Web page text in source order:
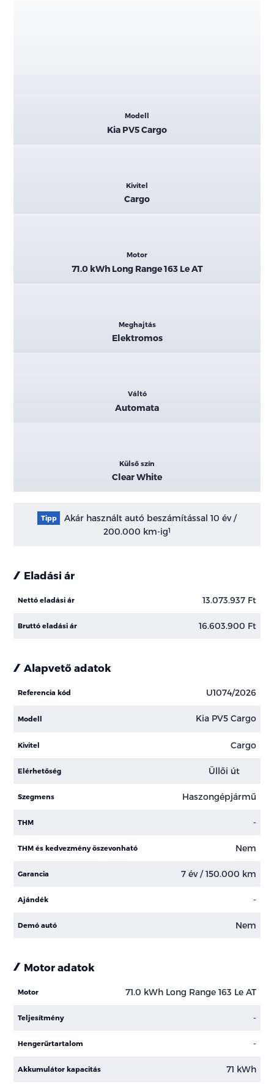
Modell
Kia PV5 Cargo
Kivitel
Cargo
Motor
71.0 kWh Long Range 163 Le AT
Meghajtás
Elektromos
Váltó
Automata
Külső szín
Clear White
Tipp
Akár használt autó beszámítással 10 év /
200.000 km-ig1
Eladási ár
Nettó eladási ár 13.073.937 Ft
Bruttó eladási ár 16.603.900 Ft
Alapvető adatok
Referencia kód U1074/2026
Modell Kia PV5 Cargo
Kivitel Cargo
Elérhetőség Üllői út
Szegmens Haszongépjármű
THM -
THM és kedvezmény öszevonható Nem
Garancia 7 év / 150.000 km
Ajándék -
Demó autó Nem
Motor adatok
Motor 71.0 kWh Long Range 163 Le AT
Teljesítmény -
Hengerűrtartalom -
Akkumulátor kapacitás 71 kWh